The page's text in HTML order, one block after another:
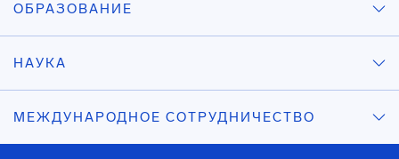
ОБРАЗОВАНИЕ
НАУКА
МЕЖДУНАРОДНОЕ СОТРУДНИЧЕСТВО